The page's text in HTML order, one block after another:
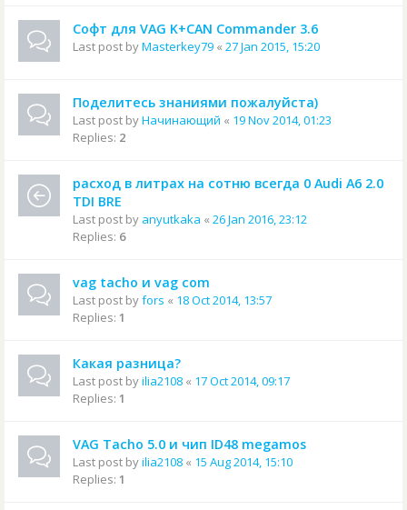
Софт для VAG K+CAN Commander 3.6
Last post byMasterkey79 « 27 Jan 2015, 15:20
Поделитесь знаниями пожалуйста)
Last post byНачинающий « 19 Nov 2014, 01:23
Replies: 2
расход в литрах на сотню всегда 0 Audi A6 2.0
TDI BRE
Last post by anyutkaka « 26 Jan 2016, 23:12
Replies: 6
vag tacho и vag com
Last post byfors « 18 Oct 2014, 13:57
Replies: 1
Какая разница?
Last post byilia2108 « 17 Oct 2014, 09:17
Replies: 1
VAG Tacho 5.0 и чип ID48 megamos
Last post byilia2108 « 15 Aug 2014, 15:10
Replies: 1